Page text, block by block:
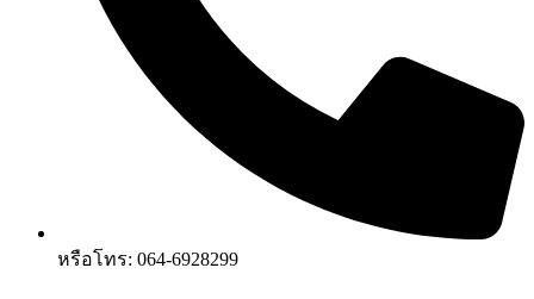
หรือโทร: 064-6928299